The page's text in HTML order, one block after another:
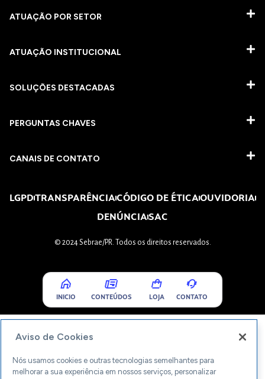
ATUAÇÃO POR SETOR
ATUAÇÃO INSTITUCIONAL
SOLUÇÕES DESTACADAS
PERGUNTAS CHAVES​
CANAIS DE CONTATO
LGPDTRANSPARÊNCIACÓDIGO DE ÉTICAOUVIDORIA
DENÚNCIASAC
© 2024 Sebrae/PR. Todos os direitos reservados.
INICIO CONTEÚDOS LOJA CONTATO
Aviso de Cookies
Nós usamos cookies e outras tecnologias semelhantes para
melhorar a sua experiência em nossos serviços, personalizar